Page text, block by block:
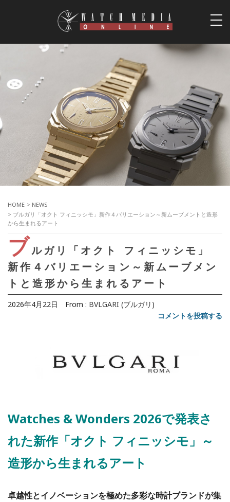
HOME > NEWS
> ブルガリ「オクト フィニッシモ」新作４バリエーション～新ムーブメントと造形
から生まれるアート
ブルガリ「オクト フィニッシモ」
新作４バリエーション～新ムーブメン
トと造形から生まれるアート
2026年4月22日 From : BVLGARI (ブルガリ)
コメントを投稿する
Watches & Wonders 2026で発表さ
れた新作「オクト フィニッシモ」～
造形から生まれるアート
卓越性とイノベーションを極めた多彩な時計ブランドが集